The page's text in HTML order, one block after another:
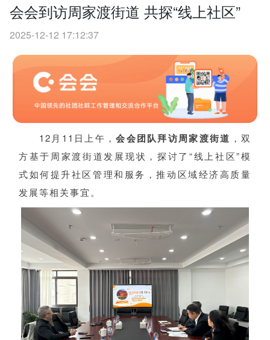
会会到访周家渡街道 共探“线上社区”
2025-12-12 17:12:37
12月11日上午，会会团队拜访周家渡街道 ，双
方基于周家渡街道发展现状，探讨了“线上社区”模
式如何提升社区管理和服务，推动区域经济高质量
发展等相关事宜。